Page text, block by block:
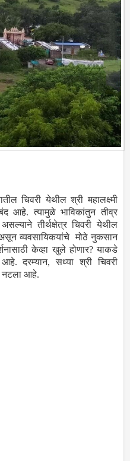
चिवरी येथील श्री महालक्ष्मी
बंद आहे. त्यामुळे भाविकांतुन तीव्र
तीर्थक्षेत्र चिवरी येथील
असून व्यवसायिकयांचे मोठे नुकसान
केव्हा खुले होणार? याकडे
आहे. दरम्यान, सध्या श्री चिवरी
नटला आहे.